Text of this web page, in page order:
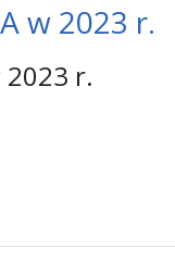
w 2023 r.
2023 r.